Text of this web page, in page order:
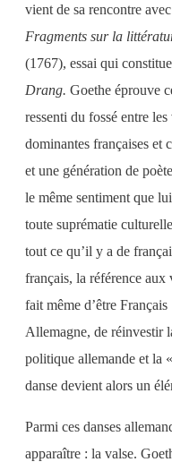
vient de sa rencontre
Fragments sur la
(1767), essai qui
Drang. Goethe éprouve
ressenti du fossé entre les
dominantes françaises et
et une génération de
le même sentiment que
toute suprématie
tout ce qu’il y a de
français, la référence aux
fait même d’être
Allemagne, de réinvestir
politique allemande et la
danse devient alors un
Parmi ces danses
apparaître : la valse.